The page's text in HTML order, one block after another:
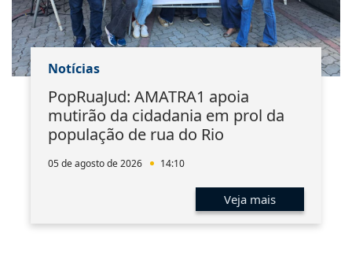
Notícias
PopRuaJud: AMATRA1 apoia
mutirão da cidadania em prol da
população de rua do Rio
05 de agosto de 2026 14:10
Veja mais